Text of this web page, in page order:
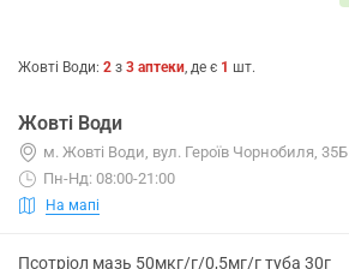
Жовті Води: 2 з 3 аптеки, де є 1 шт.
Жовті Води
м. Жовті Води, вул. Героїв Чорнобиля, 35Б
Пн-Нд: 08:00-21:00
На мапі
Псотріол мазь 50мкг/г/0,5мг/г туба 30г